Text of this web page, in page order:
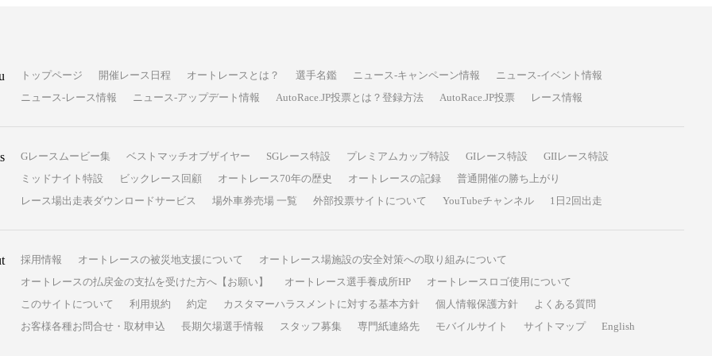
トップページ 開催レース日程 オートレースとは？ 選手名鑑 ニュース-キャンペーン情報
ニュース-イベント情報
ニュース-レース情報
ニュース-アップデート情報 AutoRace.JP投票とは？登録方法 AutoRace.JP投票 レース情報
Gレースムービー集 ベストマッチオブザイヤー SGレース特設 プレミアムカップ特設 GIレース特設
GIIレース特設
ミッドナイト特設
ビックレース回顧 オートレース70年の歴史 オートレースの記録
普通開催の勝ち上がり
レース場出走表ダウンロードサービス
場外車券売場 一覧 外部投票サイトについて YouTubeチャンネル 1日2回出走
採用情報 オートレースの被災地支援について
オートレース場施設の安全対策への取り組みについて
オートレースの払戻金の支払を受けた方へ【お願い】
オートレース選手養成所HP
オートレースロゴ使用について
このサイトについて
利用規約 約定 カスタマーハラスメントに対する基本方針 個人情報保護方針
よくある質問
お客様各種お問合せ・取材申込
長期欠場選手情報 スタッフ募集 専門紙連絡先 モバイルサイト サイトマップ English